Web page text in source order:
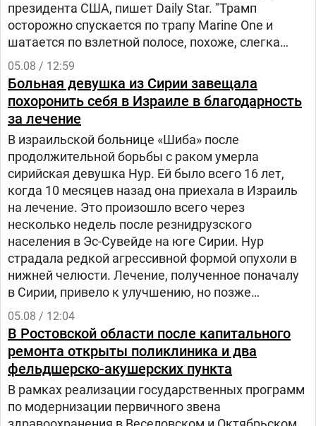
президента США, пишет Daily Star. "Трамп
осторожно спускается по трапу Marine One и
шатается по взлетной полосе, похоже, слегка
прихрамывая", — написал журналист.
05.08 / 12:59
Больная девушка из Сирии завещала
похоронить себя в Израиле в благодарность
за лечение
В израильской больнице «Шиба» после
продолжительной борьбы с раком умерла
сирийская девушка Нур. Ей было всего 16 лет,
когда 10 месяцев назад она приехала в Израиль
на лечение. Это произошло всего через
несколько недель после резнидрузского
населения в Эс-Сувейде на юге Сирии. Нур
страдала редкой агрессивной формой опухоли в
нижней челюсти. Лечение, полученное поначалу
в Сирии, привело к улучшению, но позже
произошел рецидив болезни. Нур попала на
лечение в «Шибу» в рамках гуманитарного
проекта «Шевет-ахим» («Кровные братья).
05.08 / 12:04
В Ростовской области после капитального
ремонта открыты поликлиника и два
фельдшерско-акушерских пункта
В рамках реализации государственных программ
по модернизации первичного звена